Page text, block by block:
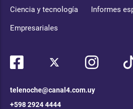
Ciencia y tecnología Informes
Empresariales
telenoche@canal4.com.uy
+598 2924 4444